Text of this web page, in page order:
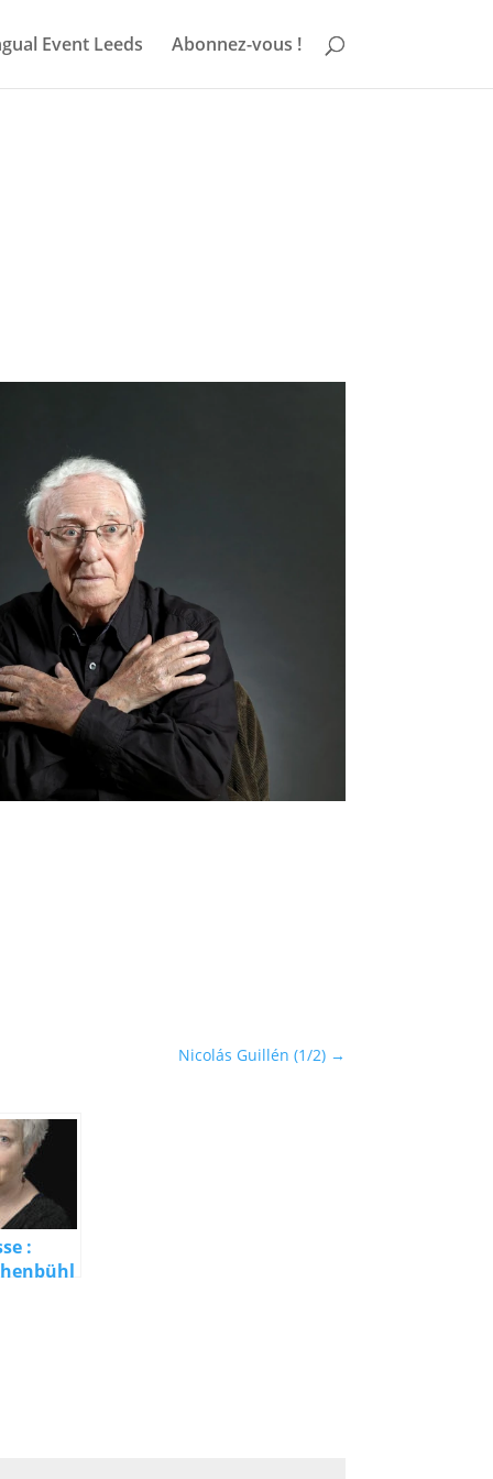
Event Leeds Abonnez-vous !
Nicolás Guillén (1/2)→
: